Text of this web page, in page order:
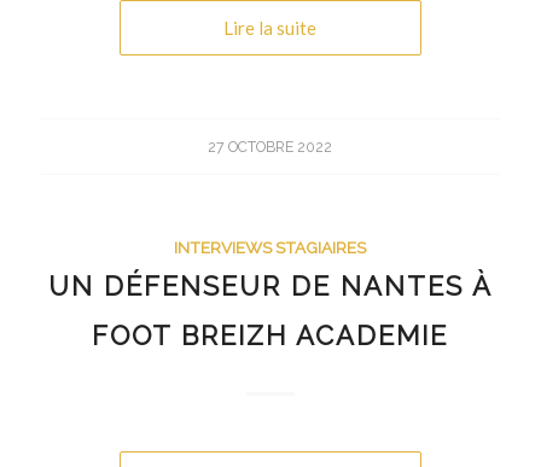
Lire la suite
27 OCTOBRE 2022
INTERVIEWS STAGIAIRES
UN DÉFENSEUR DE NANTES À
FOOT BREIZH ACADEMIE